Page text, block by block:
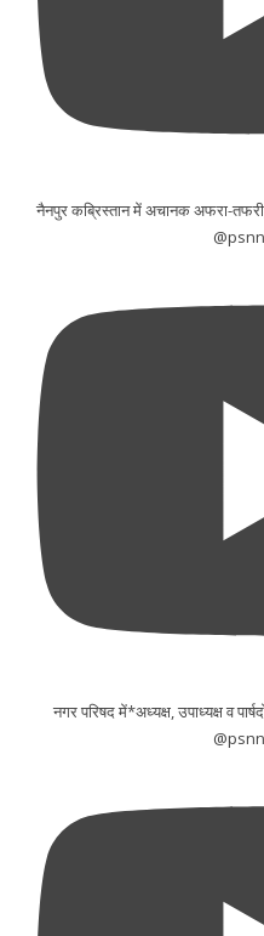
नैनपुर कब्रिस्तान में अचानक अफरा-
नगर परिषद में*अध्यक्ष, उपाध्यक्ष व